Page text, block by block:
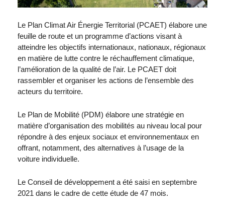
Le Plan Climat Air Énergie Territorial (PCAET) élabore une
feuille de route et un programme d’actions visant à
atteindre les objectifs internationaux, nationaux, régionaux
en matière de lutte contre le réchauffement climatique,
l’amélioration de la qualité de l’air. Le PCAET doit
rassembler et organiser les actions de l’ensemble des
acteurs du territoire.
Le Plan de Mobilité (PDM) élabore une stratégie en
matière d’organisation des mobilités au niveau local pour
répondre à des enjeux sociaux et environnementaux en
offrant, notamment, des alternatives à l’usage de la
voiture individuelle.
Le Conseil de développement a été saisi en septembre
2021 dans le cadre de cette étude de 47 mois.